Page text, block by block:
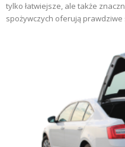
tylko łatwiejsze, ale także
spożywczych oferują prawdziwe